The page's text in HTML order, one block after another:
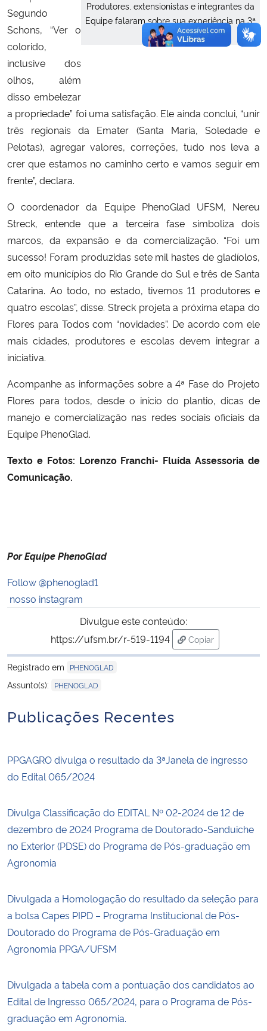
Produtores, extensionistas e integrantes da
Equipe falaram sobre sua experiência na 3ª
Fase.
Segundo
Schons, “Ver o
colorido,
inclusive dos
olhos, além
disso embelezar
a propriedade” foi uma satisfação. Ele ainda conclui, “unir
três regionais da Emater (Santa Maria, Soledade e
Pelotas), agregar valores, correções, tudo nos leva a
crer que estamos no caminho certo e vamos seguir em
frente”, declara.
O coordenador da Equipe PhenoGlad UFSM, Nereu
Streck, entende que a terceira fase simboliza dois
marcos, da expansão e da comercialização. “Foi um
sucesso! Foram produzidas sete mil hastes de gladíolos,
em oito municípios do Rio Grande do Sul e três de Santa
Catarina. Ao todo, no estado, tivemos 11 produtores e
quatro escolas”, disse. Streck projeta a próxima etapa do
Flores para Todos com “novidades”. De acordo com ele
mais cidades, produtores e escolas devem integrar a
iniciativa.
Acompanhe as informações sobre a 4ª Fase do Projeto
Flores para todos, desde o início do plantio, dicas de
manejo e comercialização nas redes sociais oficiais da
Equipe PhenoGlad.
Texto e Fotos: Lorenzo Franchi- Fluída Assessoria de
Comunicação.
Por Equipe PhenoGlad
Follow @phenoglad1
nosso instagram
Divulgue este conteúdo:
https://ufsm.br/r-519-1194
Copiar
para área de
Registrado em
PHENOGLAD
Assunto(s): PHENOGLAD
Publicações Recentes
PPGAGRO divulga o resultado da 3ªJanela de ingresso
do Edital 065/2024
Divulga Classificação do EDITAL Nº 02-2024 de 12 de
dezembro de 2024 Programa de Doutorado-Sanduiche
no Exterior (PDSE) do Programa de Pós-graduação em
Agronomia
Divulgada a Homologação do resultado da seleção para
a bolsa Capes PIPD – Programa Institucional de Pós-
Doutorado do Programa de Pós-Graduação em
Agronomia PPGA/UFSM
Divulgada a tabela com a pontuação dos candidatos ao
Edital de Ingresso 065/2024, para o Programa de Pós-
graduação em Agronomia.